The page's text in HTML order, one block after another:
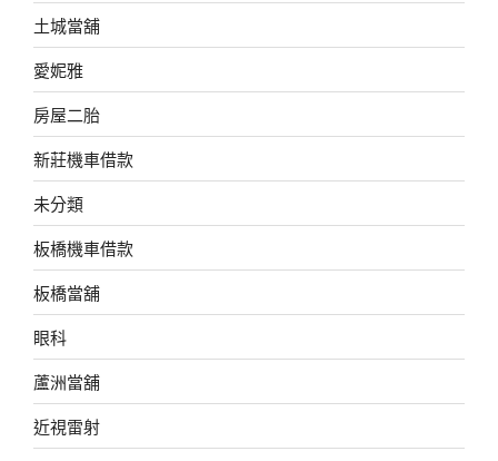
土城當舖
愛妮雅
房屋二胎
新莊機車借款
未分類
板橋機車借款
板橋當舖
眼科
蘆洲當舖
近視雷射